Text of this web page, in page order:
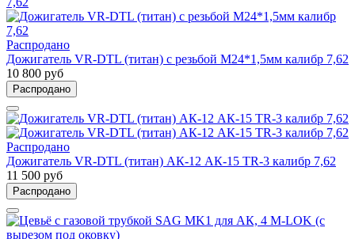
Распродано
Дожигатель VR-DTL (титан) с резьбой М24*1,5мм калибр 7,62
10 800 руб
Распродано
Распродано
Дожигатель VR-DTL (титан) АК-12 АК-15 TR-3 калибр 7,62
11 500 руб
Распродано